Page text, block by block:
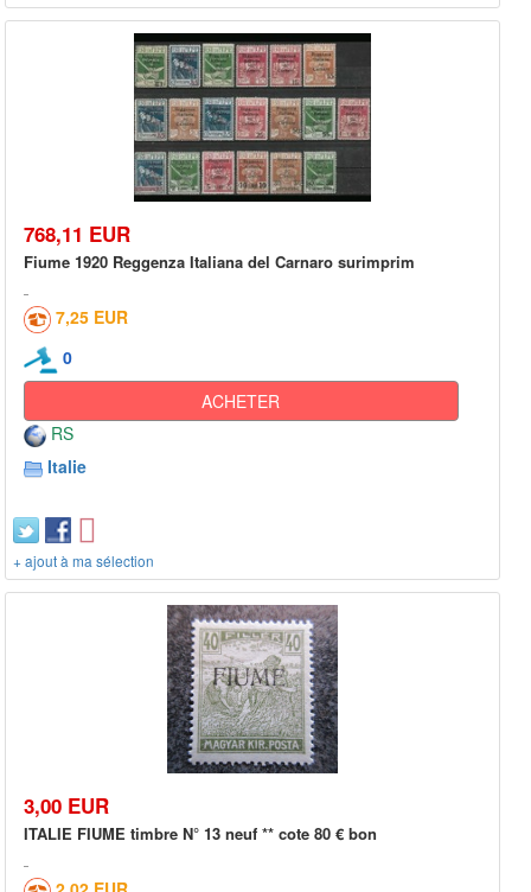
768,11 EUR
Fiume 1920 Reggenza Italiana del Carnaro surimprim
7,25 EUR
0
ACHETER
RS
Italie
+ ajout à ma sélection
3,00 EUR
ITALIE FIUME timbre N° 13 neuf ** cote 80 € bon